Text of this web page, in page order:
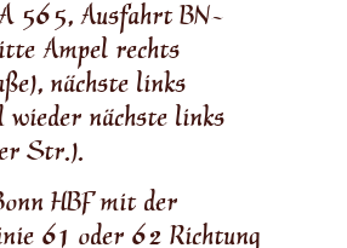
565, Ausfahrt BN-
Ampel rechts
nächste links
wieder nächste links
Str.).
HBF mit der
61 oder 62 Richtung